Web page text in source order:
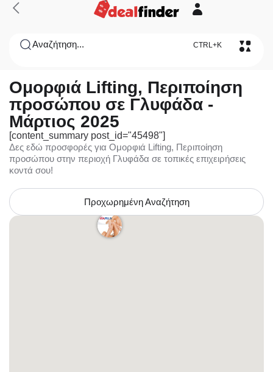
Αναζήτηση... CTRL+K
Ομορφιά Lifting, Περιποίηση
προσώπου σε Γλυφάδα -
Μάρτιος 2025
[content_summary post_id="45498"]
Δες εδώ προσφορές για Ομορφιά Lifting, Περιποίηση
προσώπου στην περιοχή Γλυφάδα σε τοπικές επιχειρήσεις
κοντά σου!
Προχωρημένη Αναζήτηση